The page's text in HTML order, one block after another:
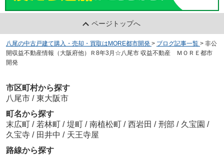
ページトップへ
八尾の中古戸建て購入・売却・買取はMORE都市開発 > ブログ記事一覧 > 非公
開収益不動産情報（大阪府他）Ｒ8年3月☆八尾市 収益不動産 ＭＯＲＥ都市
開発
市区町村から探す
八尾市 / 東大阪市
町名から探す
末広町 / 若林町 / 堤町 / 南植松町 / 西岩田 / 刑部 / 久宝園 /
久宝寺 / 田井中 / 天王寺屋
路線から探す